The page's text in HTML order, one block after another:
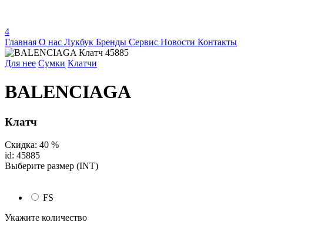
4
Главная О нас Лукбук Бренды Сервис Новости Контакты
Для нее Сумки Клатчи
BALENCIAGA
Клатч
Скидка: 40 %
id: 45885
Выберите размер (INT)
FS
Укажите количество